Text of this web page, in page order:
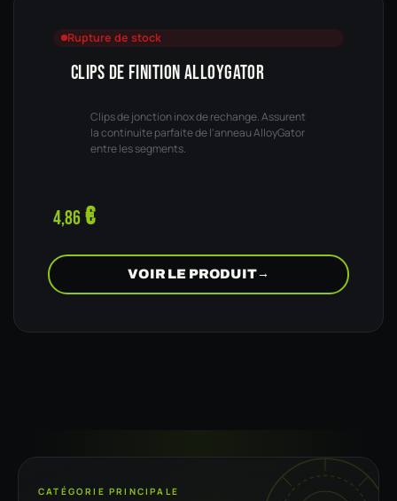
Rupture de stock
CLIPS DE FINITION ALLOYGATOR
Clips de jonction inox de rechange. Assurent
la continuite parfaite de l'anneau AlloyGator
entre les segments.
4,86€
VOIR LE PRODUIT→
CATÉGORIE PRINCIPALE